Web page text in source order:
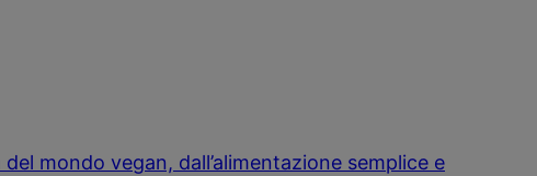
mondo vegan, dall’alimentazione semplice e